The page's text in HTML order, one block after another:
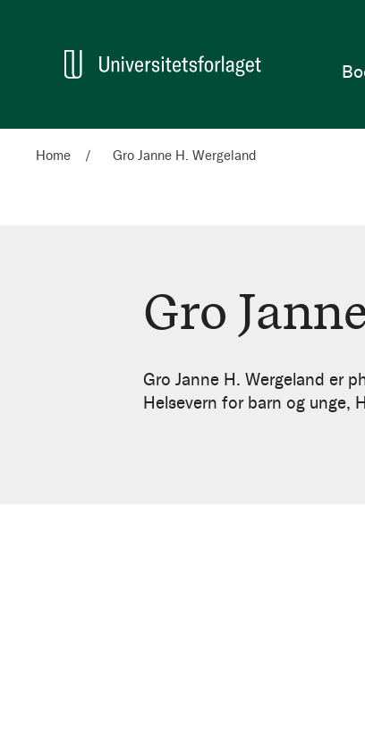
Home Gro Janne H. Wergeland
Janne
Gro
Gro Janne H. Wergeland er
Helsevern for barn og unge,